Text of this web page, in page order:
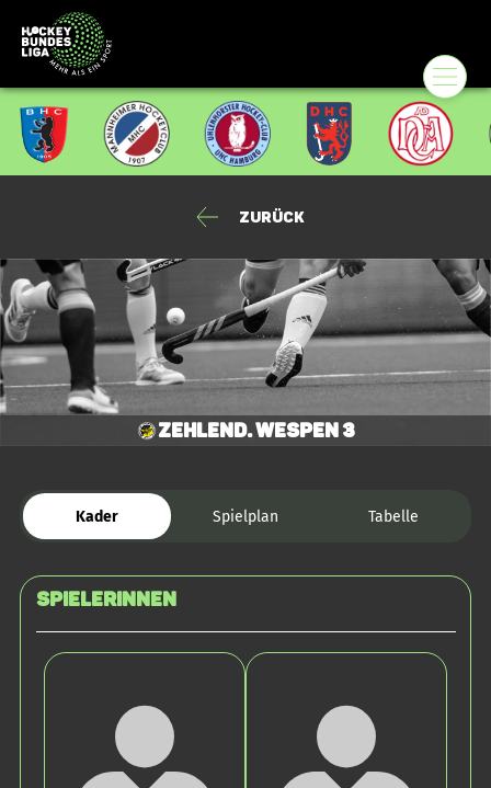
Zurück
Zehlend. Wespen 3
Kader Spielplan Tabelle
SPIELERINNEN